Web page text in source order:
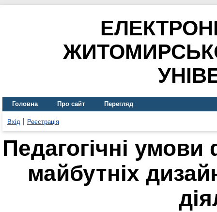
Головна Про сайт Перегляд
Вхід Реєстрація
Педагогічні
майбутніх